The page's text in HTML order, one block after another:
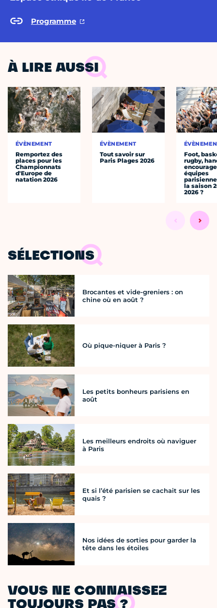
Programme
À LIRE AUSSI
ÉVÈNEMENT
Remportez des
places pour les
Championnats
d'Europe de
natation 2026
ÉVÈNEMENT
Tout savoir sur
Paris Plages 2026
Foot,
rugby,
équipes
la saison
2026 ?
SÉLECTIONS
Brocantes et vide-greniers : on
chine où en août ?
Où pique-niquer à Paris ?
Les petits bonheurs parisiens en
août
Les meilleurs endroits où naviguer
à Paris
Et si l’été parisien se cachait sur les
quais ?
Nos idées de sorties pour garder la
tête dans les étoiles
VOUS NE CONNAISSEZ
TOUJOURS PAS ?